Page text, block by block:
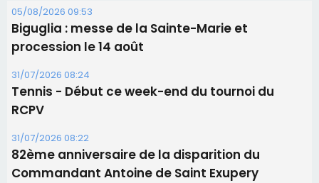
05/08/2026 09:53
Biguglia : messe de la Sainte-Marie et
procession le 14 août
31/07/2026 08:24
Tennis - Début ce week-end du tournoi du
RCPV
31/07/2026 08:22
82ème anniversaire de la disparition du
Commandant Antoine de Saint Exupery